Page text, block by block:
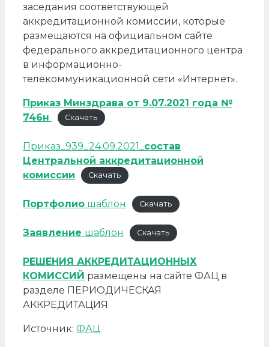
заседания соответствующей
аккредитационной комиссии, которые
размещаются на официальном сайте
федерального аккредитационного центра
в информационно-
телекоммуникационной сети «Интернет».
Приказ Минздрава от 9.07.2021 года №
746н
Скачать
Приказ_939_24.09.2021_ состав
Центральной аккредитационной
комиссии
Скачать
Портфолио шаблон Скачать
Заявление шаблон Скачать
РЕШЕНИЯ АККРЕДИТАЦИОННЫХ
КОМИССИЙ размещены на сайте ФАЦ в
разделе ПЕРИОДИЧЕСКАЯ
АККРЕДИТАЦИЯ
Источник: ФАЦ